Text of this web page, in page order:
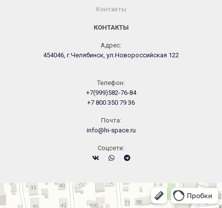
Контакты
КОНТАКТЫ
Адрес:
454046, г.Челябинск, ул.Новороссийская 122
Телефон:
+7(999)582-76-84
+7 800 350 79 36
Почта:
info@hi-space.ru
Cоцсети:
Челябинск
Новороссийская улица, 122 — Яндекс.Карты